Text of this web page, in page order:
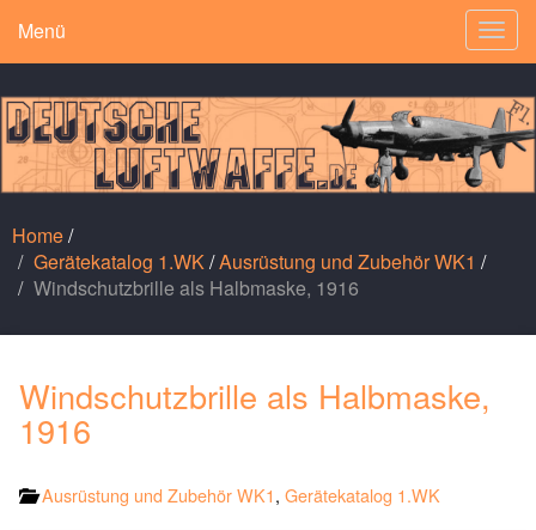
Menü
Home/
Gerätekatalog 1.WK/Ausrüstung und Zubehör WK1 /
Windschutzbrille als Halbmaske, 1916
Windschutzbrille als Halbmaske,
1916
Ausrüstung und Zubehör WK1, Gerätekatalog 1.WK